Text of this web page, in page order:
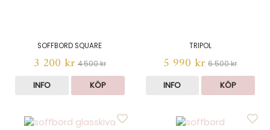
SOFFBORD SQUARE
3 200 kr 4 500 kr
INFO KÖP
TRIPOL
5 990 kr 6 500 kr
INFO KÖP